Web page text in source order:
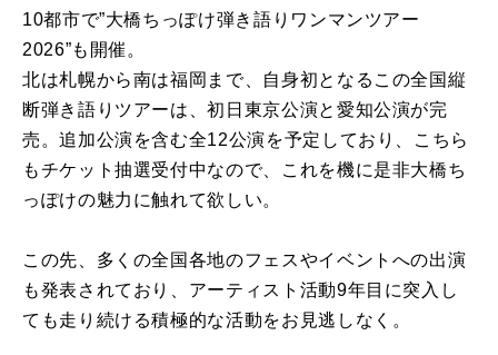
10都市で”大橋ちっぽけ弾き語りワンマンツアー
2026”も開催。
北は札幌から南は福岡まで、自身初となるこの全国縦
断弾き語りツアーは、初日東京公演と愛知公演が完
売。追加公演を含む全12公演を予定しており、こちら
もチケット抽選受付中なので、これを機に是非大橋ち
っぽけの魅力に触れて欲しい。
この先、多くの全国各地のフェスやイベントへの出演
も発表されており、アーティスト活動9年目に突入し
ても走り続ける積極的な活動をお見逃しなく。